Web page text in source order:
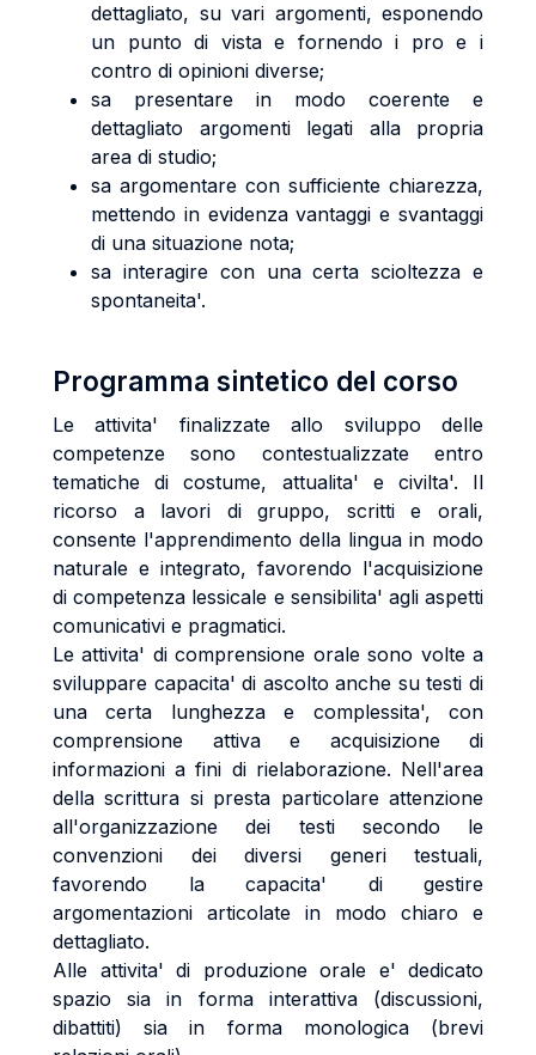
dettagliato, su vari argomenti, esponendo
un punto di vista e fornendo i pro e i
contro di opinioni diverse;
sa presentare in modo coerente e
dettagliato argomenti legati alla propria
area di studio;
sa argomentare con sufficiente chiarezza,
mettendo in evidenza vantaggi e svantaggi
di una situazione nota;
sa interagire con una certa scioltezza e
spontaneita'.
Programma sintetico del corso
Le attivita' finalizzate allo sviluppo delle
competenze sono contestualizzate entro
tematiche di costume, attualita' e civilta'. Il
ricorso a lavori di gruppo, scritti e orali,
consente l'apprendimento della lingua in modo
naturale e integrato, favorendo l'acquisizione
di competenza lessicale e sensibilita' agli aspetti
comunicativi e pragmatici.
Le attivita' di comprensione orale sono volte a
sviluppare capacita' di ascolto anche su testi di
una certa lunghezza e complessita', con
comprensione attiva e acquisizione di
informazioni a fini di rielaborazione. Nell'area
della scrittura si presta particolare attenzione
all'organizzazione dei testi secondo le
convenzioni dei diversi generi testuali,
favorendo la capacita' di gestire
argomentazioni articolate in modo chiaro e
dettagliato.
Alle attivita' di produzione orale e' dedicato
spazio sia in forma interattiva (discussioni,
dibattiti) sia in forma monologica (brevi